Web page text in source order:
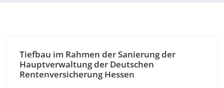
Tiefbau im Rahmen der Sanierung der
Hauptverwaltung der Deutschen
Rentenversicherung Hessen